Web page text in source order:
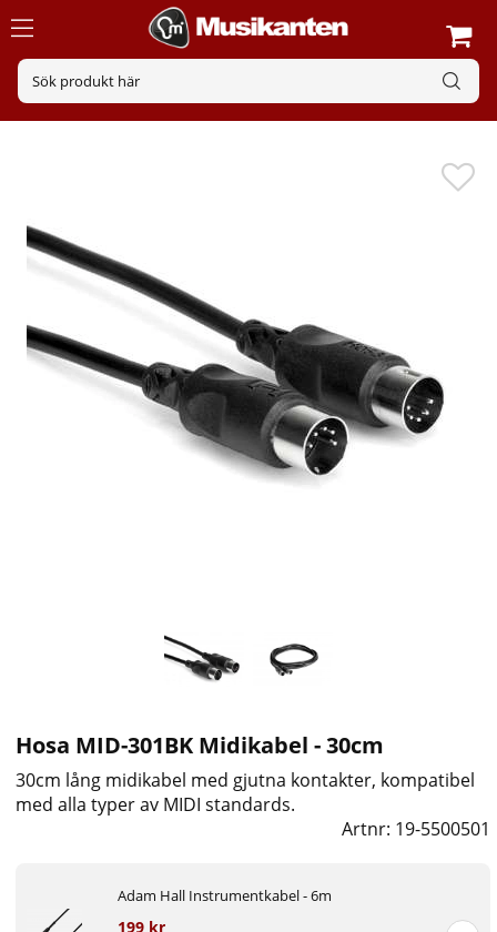
Hosa MID-301BK Midikabel - 30cm
30cm lång midikabel med gjutna kontakter, kompatibel
med alla typer av MIDI standards.
Artnr: 19-5500501
Adam Hall Instrumentkabel - 6m
199 kr